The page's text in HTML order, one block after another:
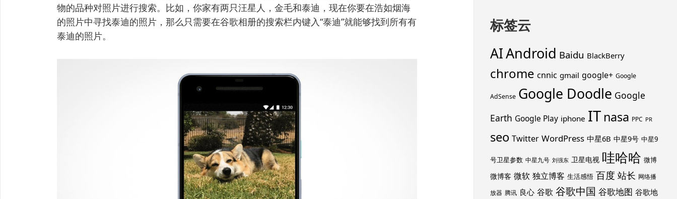
物的品种对照片进行搜索。比如，你家有两只汪星人，金毛和泰迪，现在你要在浩如烟海
的照片中寻找泰迪的照片，那么只需要在谷歌相册的搜索栏内键入“泰迪”就能够找到所有有
泰迪的照片。
标签云
AIAndroid Baidu BlackBerry
chrome cnnic gmail google+ Google
AdSense Google Doodle Google
Earth Google Play iphone IT nasa PPC PR
seo Twitter WordPress 中星6B 中星9号 中星9
号卫星参数 中星九号 刘强东 卫星电视 哇哈哈 微博
微博客 微软 独立博客 生活感悟 百度 站长 网络播
放器 腾讯 良心 谷歌 谷歌中国 谷歌地图 谷歌地